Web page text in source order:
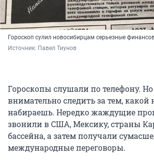
Гороскоп сулил новосибирцам серьезные
Источник: Павел Тиунов
Гороскопы слушали по телефону.
внимательно следить за тем, какой
набираешь. Нередко жаждущие
звонили в США, Мексику, страны
бассейна, а затем получали
международные переговоры.